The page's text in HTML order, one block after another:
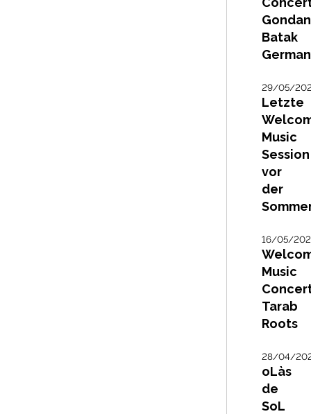
Batak
29/05/
Letzte
Music
Session
vor
der
16/05/
Music
Tarab
Roots
28/04/
oLàs
de
SoL